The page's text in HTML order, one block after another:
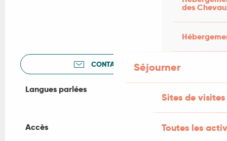
des
Séjourner
Sites de visites
Toutes les
CONTACTEZ-NOUS
Langues parlées
Langues parlées
Accès
Accès